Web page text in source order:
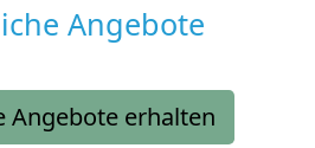
Angebote
Angebote erhalten